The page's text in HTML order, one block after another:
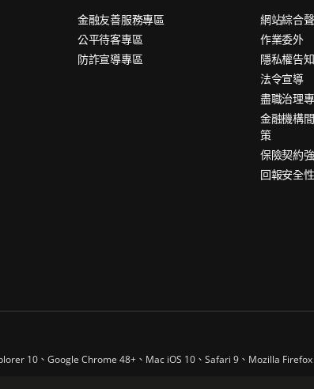
金融友善服務專區
公平待客專區
防詐宣導專區
網站綜合
作業委外
隱私權告
法令宣導
盡職治理
金融機構
策
保險契約
回報安全
10、Google Chrome 48+、Mac iOS 10、Safari 9、Mozilla Firefox